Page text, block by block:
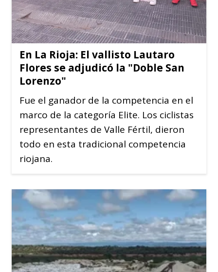
En La Rioja: El vallisto Lautaro
Flores se adjudicó la "Doble San
Lorenzo"
Fue el ganador de la competencia en el
marco de la categoría Elite. Los ciclistas
representantes de Valle Fértil, dieron
todo en esta tradicional competencia
riojana.